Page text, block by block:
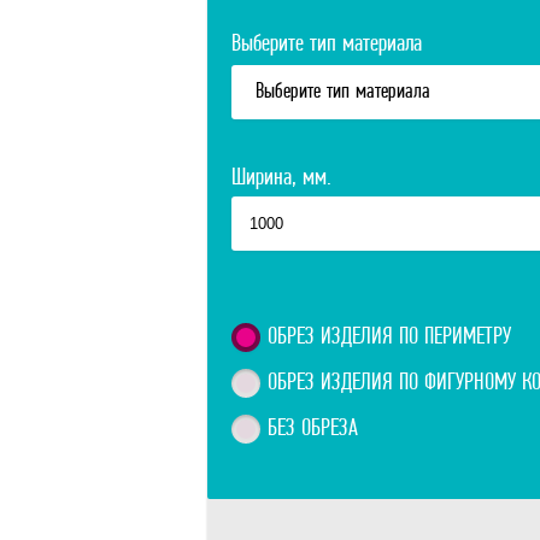
Выберите тип материала
Выберите тип материала
Ширина, мм.
ОБРЕЗ ИЗДЕЛИЯ ПО ПЕРИМЕТРУ
ОБРЕЗ ИЗДЕЛИЯ ПО ФИГУРНОМУ
БЕЗ ОБРЕЗА